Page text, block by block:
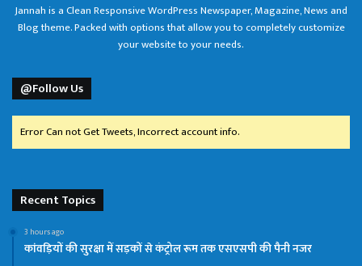
Jannah is a Clean Responsive WordPress Newspaper, Magazine, News and
Blog theme. Packed with options that allow you to completely customize
your website to your needs.
@Follow Us
Error Can not Get Tweets, Incorrect account info.
Recent Topics
3 hours ago
कांवड़ियों की सुरक्षा में सड़कों से कंट्रोल रूम तक एसएसपी की पैनी नजर